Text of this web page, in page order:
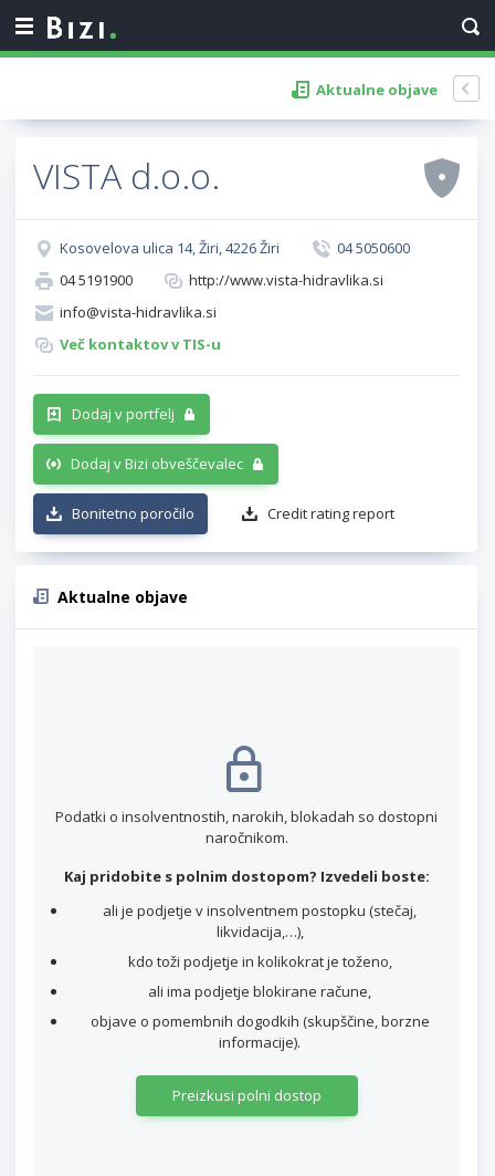
Aktualne objave
VISTA d.o.o.
Kosovelova ulica 14, Žiri, 4226 Žiri
04 5050600
04 5191900
http://www.vista-hidravlika.si
info@vista-hidravlika.si
Več kontaktov v TIS-u
Dodaj v portfelj
Dodaj v Bizi obveščevalec
Bonitetno poročilo Credit rating report
Aktualne objave
Podatki o insolventnostih, narokih, blokadah so dostopni
naročnikom.
Kaj pridobite s polnim dostopom? Izvedeli boste:
ali je podjetje v insolventnem postopku (stečaj,
likvidacija,…),
kdo toži podjetje in kolikokrat je toženo,
ali ima podjetje blokirane račune,
objave o pomembnih dogodkih (skupščine, borzne
informacije).
Preizkusi polni dostop